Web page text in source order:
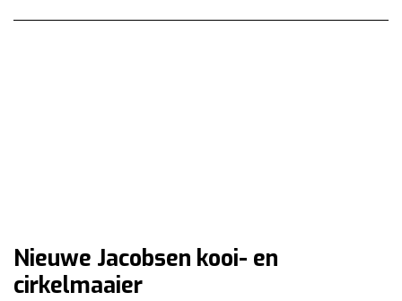
Nieuwe Jacobsen kooi- en
cirkelmaaier